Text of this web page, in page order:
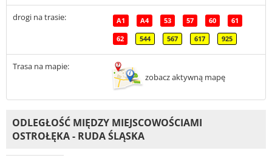
drogi na trasie: A1 A4 53 57 60 61
62 544 567 617 925
Trasa na mapie:
zobacz aktywną mapę
ODLEGŁOŚĆ MIĘDZY MIEJSCOWOŚCIAMI
OSTROŁĘKA - RUDA ŚLĄSKA